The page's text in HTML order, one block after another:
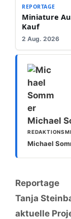
REPORTAGE
Miniature
Kauf
2 Aug. 2026
Michael
Michael
Kategorien
Reportage
Tanja
aktuelle